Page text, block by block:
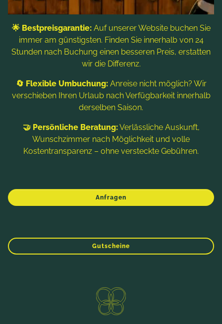
Wie glüht die Sauna?
Heißgeliebt und schnell ausverkauft! Erleben Sie die
Aufguss-Tage im Hotel-SPA. Das Team von Sauna-
Meistern lässt die Phantasie spielen und bietet
ab€ 148,-
5 Zeiträume verfügbar
ANFRAGEN
🌟 Bestpreisgarantie:Auf unserer Website buchen Sie
immer am günstigsten. Finden Sie innerhalb von 24
Stunden nach Buchung einen besseren Preis, erstatten
wir die Differenz.
🔄 Flexible Umbuchung:Anreise nicht möglich? Wir
verschieben Ihren Urlaub nach Verfügbarkeit innerhalb
derselben Saison.
🤝 Persönliche Beratung:Verlässliche Auskunft,
Wunschzimmer nach Möglichkeit und volle
Kostentransparenz – ohne versteckte Gebühren.
Anfragen
Gutscheine